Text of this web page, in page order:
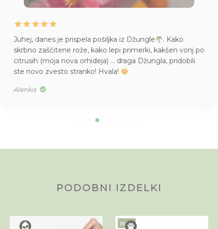
Življenje mame Pileje, kupljene v Džungli. Mladičke
imam pa tudi vsepovsod
Mislim, da sem jo lani
v S velikosti. Res je bila majhna.
Tea
PODOBNI IZDELKI
Novo